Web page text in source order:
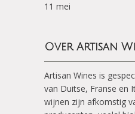
11 mei
Over Artisan
Artisan Wines is
van Duitse, Franse en
wijnen zijn afkomstig